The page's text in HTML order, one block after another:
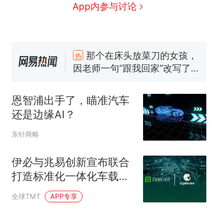
App内参与讨论
热
那个在床头放菜刀的女孩，
因老师一句“跟我回家”改写了
么？
费大厨“全国小炒肉大王”称
号，仅凭视频评出？中国烹饪
男子上山采菌偶然发现鸡枞菌
140多朵
美国渔民钓获鲨鱼徒手将其拽
回大海 目击者直呼震惊 （视频
来源：参考消息）
笔试第一被第二名传话劝弃考
官方通报
恩智浦出手了，瞄准汽车
还是边缘AI？
东针商略
伊必与兆易创新宣布联合
打造标准化一体化车载开
发方案
全球TMT APP专享